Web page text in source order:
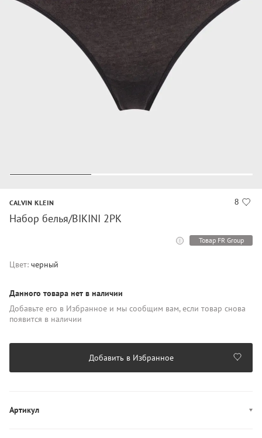
8
CALVIN KLEIN
Набор белья/BIKINI 2PK
Товар FR Group
Цвет: черный
Данного товара нет в наличии
Добавьте его в Избранное и мы сообщим вам, если товар снова
появится в наличии
Добавить в Избранное
Артикул